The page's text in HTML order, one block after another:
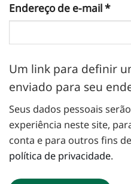
Endereço de e-mail*
Um link para definir
enviado para seu
Seus dados pessoais
experiência neste site,
conta e para outros fins
política de privacidade.